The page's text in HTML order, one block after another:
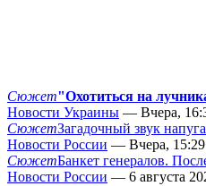
Сюжет"Охотиться на
Новости Украины — Вчера,
СюжетЗагадочный звук
Новости России — Вчера, 15:29
СюжетБанкет генералов.
Новости России — 6 августа